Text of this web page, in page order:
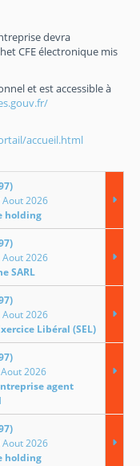
devra
CFE électronique mis
et est accessible à
accueil.html
2026
holding
2026
SARL
2026
Libéral (SEL)
2026
agent
2026
holding